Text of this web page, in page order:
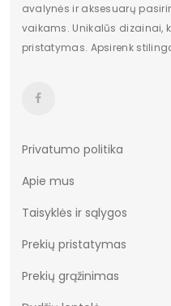
avalynės ir aksesuarų
vaikams. Unikalūs dizainai,
pristatymas. Apsirenk
Privatumo politika
Apie mus
Taisyklės ir sąlygos
Prekių pristatymas
Prekių grąžinimas